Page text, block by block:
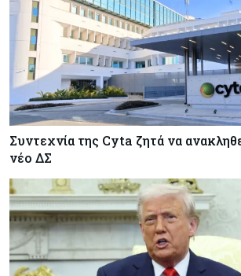
Συντεχνία της Cyta ζητά να
νέο ΔΣ